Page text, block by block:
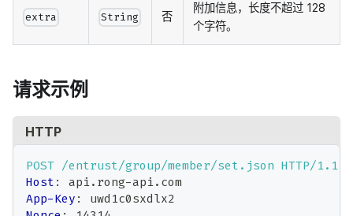
extra String 否
附加信息，长度不超过 128
个字符。
请求示例
HTTP
POST /entrust/group/member/set.json HTTP/1.1
Host :
api.rong-api.com
App-Key :
uwd1c0sxdlx2